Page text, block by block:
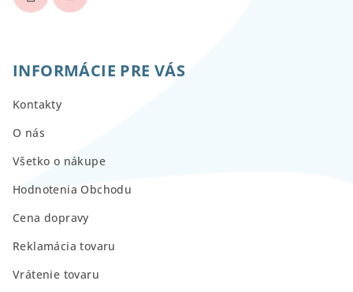
INFORMÁCIE PRE VÁS
Kontakty
O nás
Všetko o nákupe
Hodnotenia Obchodu
Cena dopravy
Reklamácia tovaru
Vrátenie tovaru